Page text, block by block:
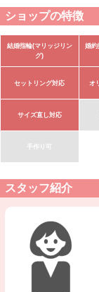
ショップの特徴
結婚指輪(マリッジリン
グ)
婚約
セットリング対応 オ
サイズ直し対応
手作り可
スタッフ紹介